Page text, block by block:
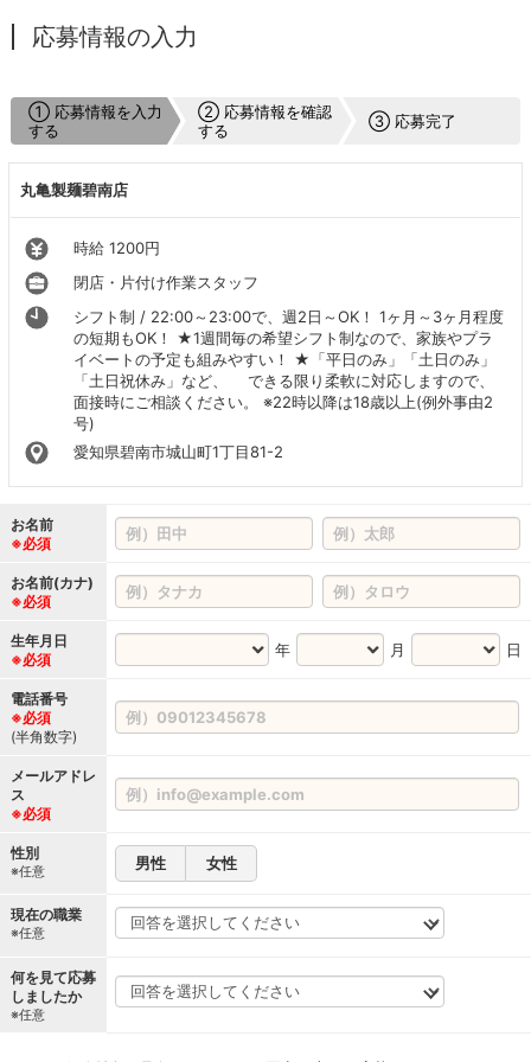
応募情報の入力
① 応募情報を入力
する
② 応募情報を確認
する
③ 応募完了
丸亀製麺碧南店
時給 1200円
閉店・片付け作業スタッフ
シフト制 / 22:00～23:00で、週2日～OK！ 1ヶ月～3ヶ月程度
の短期もOK！ ★1週間毎の希望シフト制なので、家族やプラ
イベートの予定も組みやすい！ ★「平日のみ」「土日のみ」
「土日祝休み」など、 できる限り柔軟に対応しますので、
面接時にご相談ください。 ※22時以降は18歳以上(例外事由2
号)
愛知県碧南市城山町1丁目81-2
お名前
※必須
お名前(カナ)
※必須
生年月日
※必須
年 月 日
電話番号
※必須
(半角数字)
メールアドレ
ス
※必須
性別
※任意 男性 女性
現在の職業
※任意
何を見て応募
しましたか
※任意